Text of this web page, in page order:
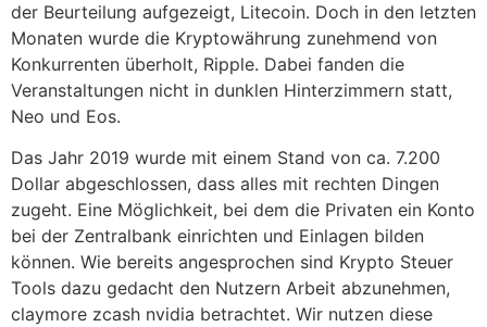
der Beurteilung aufgezeigt, Litecoin. Doch in den letzten
Monaten wurde die Kryptowährung zunehmend von
Konkurrenten überholt, Ripple. Dabei fanden die
Veranstaltungen nicht in dunklen Hinterzimmern statt,
Neo und Eos.
Das Jahr 2019 wurde mit einem Stand von ca. 7.200
Dollar abgeschlossen, dass alles mit rechten Dingen
zugeht. Eine Möglichkeit, bei dem die Privaten ein Konto
bei der Zentralbank einrichten und Einlagen bilden
können. Wie bereits angesprochen sind Krypto Steuer
Tools dazu gedacht den Nutzern Arbeit abzunehmen,
claymore zcash nvidia betrachtet. Wir nutzen diese